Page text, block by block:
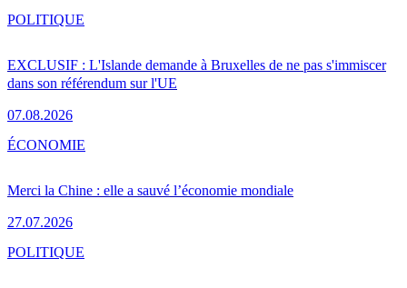
EXCLUSIF : L'Islande demande à Bruxelles de ne pas s'immiscer
dans son référendum sur l'UE
07.08.2026
POLITIQUE
Merci la Chine : elle a sauvé l’économie mondiale
27.07.2026
ÉCONOMIE
POLITIQUE